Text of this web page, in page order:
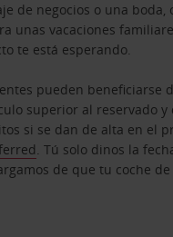
de negocios o una boda,
unas vacaciones
te está esperando.
pueden beneficiarse
superior al reservado y
si se dan de alta en el
. Tú solo dinos la
de que tu coche